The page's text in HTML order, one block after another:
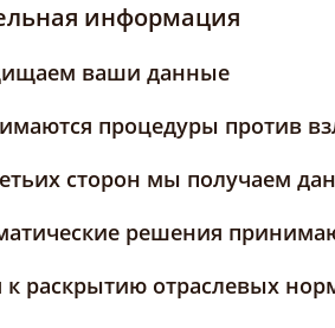
информация
ваши данные
процедуры против
сторон мы получаем
решения
к раскрытию отраслевых